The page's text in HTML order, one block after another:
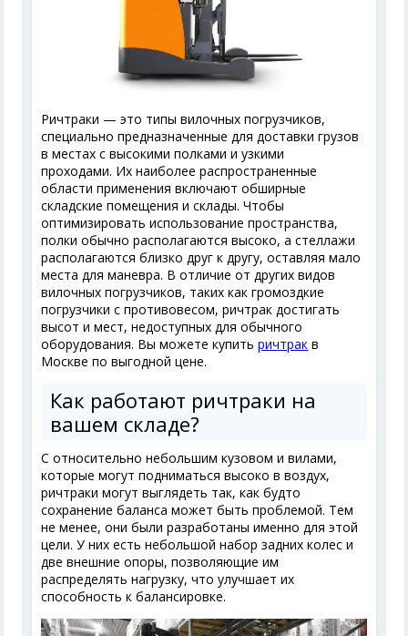
Ричтраки — это типы вилочных погрузчиков,
специально предназначенные для доставки грузов
в местах с высокими полками и узкими
проходами. Их наиболее распространенные
области применения включают обширные
складские помещения и склады. Чтобы
оптимизировать использование пространства,
полки обычно располагаются высоко, а стеллажи
располагаются близко друг к другу, оставляя мало
места для маневра. В отличие от других видов
вилочных погрузчиков, таких как громоздкие
погрузчики с противовесом, ричтрак достигать
высот и мест, недоступных для обычного
оборудования. Вы можете купитьричтрак в
Москве по выгодной цене.
Как работают ричтраки на
вашем складе?
С относительно небольшим кузовом и вилами,
которые могут подниматься высоко в воздух,
ричтраки могут выглядеть так, как будто
сохранение баланса может быть проблемой. Тем
не менее, они были разработаны именно для этой
цели. У них есть небольшой набор задних колес и
две внешние опоры, позволяющие им
распределять нагрузку, что улучшает их
способность к балансировке.